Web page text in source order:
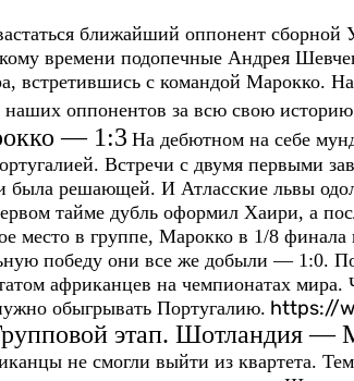
ближайший оппонент
времени подопечные Андрея
встретившись с командой Марокко.
оппонентов за всю свою
— 1:3 На дебютном на себе
Встречи с двумя первыми
была решающей. И Атласские львы
тайме дубль оформил Хаири, а
место в группе, Марокко в 1/8
победу они все же добыли — 1:0.
африканцев на чемпионатах мира.
обыгрывать Португалию. https://
этап. Шотландия —
не смогли выйти из квартета.